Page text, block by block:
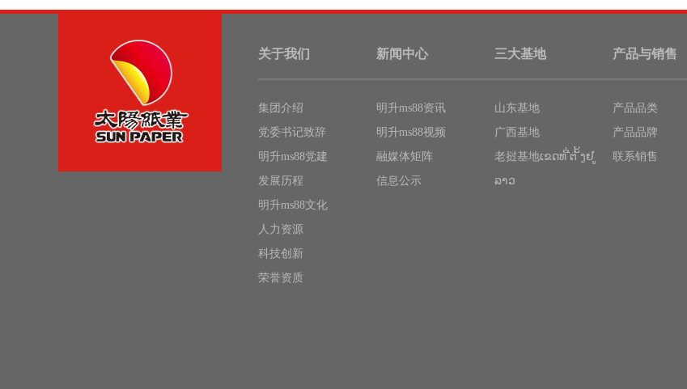
关于我们
集团介绍
党委书记致辞
明升ms88党建
发展历程
明升ms88文化
人力资源
科技创新
荣誉资质
新闻中心
明升ms88资讯
明升ms88视频
融媒体矩阵
信息公示
三大基地
山东基地
广西基地
老挝基地ເຂດທ ີ່ຕ ັ້ງຢ ູ່
ລາວ
产品与销售
产品品类
产品品牌
联系销售